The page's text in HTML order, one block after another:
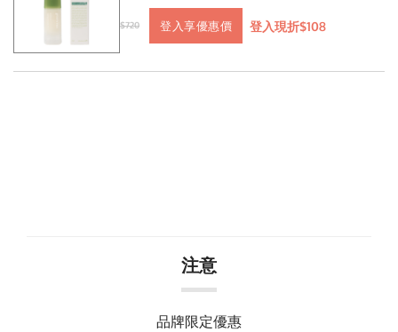
$720 登入享優惠價 登入現折$108
注意
品牌限定優惠